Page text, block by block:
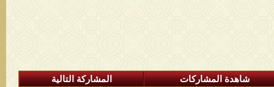
شاهدة المشاركات
المشاركة التالية